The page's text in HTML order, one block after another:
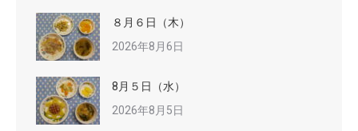
８月６日（木）
2026年8月6日
8月５日（水）
2026年8月5日